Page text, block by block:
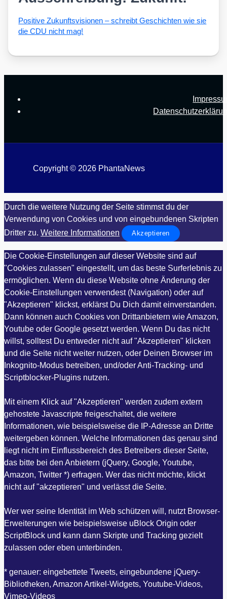
Posi­ti­ve Zukunfts­vi­sio­nen – schreibt Geschich­ten wie sie
die CDU nicht mag!
Copyright © 2026 PhantaNews
Durch die weitere Nutzung der Seite stimmst du der
Verwendung von Cookies und von eingebundenen Skripten
Dritter zu. Weitere Informationen Akzeptieren
Die Cookie-Einstellungen auf dieser Website sind auf
"Cookies zulassen" eingestellt, um das beste Surferlebnis zu
ermöglichen. Wenn du diese Website ohne Änderung der
Cookie-Einstellungen verwendest (Navigation) oder auf
"Akzeptieren" klickst, erklärst Du Dich damit einverstanden.
Dann können auch Cookies von Drittanbietern wie Amazon,
Youtube oder Google gesetzt werden. Wenn Du das nicht
willst, solltest Du entweder nicht auf "Akzeptieren" klicken
und die Seite nicht weiter nutzen, oder Deinen Browser im
Inkognito-Modus betreiben, und/oder Anti-Tracking- und
Scriptblocker-Plugins nutzen.
Mit einem Klick auf "Akzeptieren" werden zudem extern
gehostete Javascripte freigeschaltet, die weitere
Informationen, wie beispielsweise die IP-Adresse an Dritte
weitergeben können. Welche Informationen das genau sind
liegt nicht im Einflussbereich des Betreibers dieser Seite,
das bitte bei den Anbietern (jQuery, Google, Youtube,
Amazon, Twitter *) erfragen. Wer das nicht möchte, klickt
nicht auf "akzeptieren" und verlässt die Seite.
Wer wer seine Identität im Web schützen will, nutzt Browser-
Erweiterungen wie beispielsweise uBlock Origin oder
ScriptBlock und kann dann Skripte und Tracking gezielt
zulassen oder eben unterbinden.
* genauer: eingebettete Tweets, eingebundene jQuery-
Bibliotheken, Amazon Artikel-Widgets, Youtube-Videos,
Vimeo-Videos